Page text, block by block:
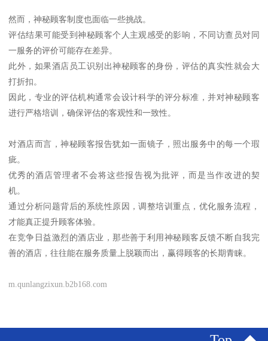
然而，神秘顾客制度也面临一些挑战。
评估结果可能受到神秘顾客个人主观感受的影响，不同访查员对同
一服务的评价可能存在差异。
此外，如果酒店员工识别出神秘顾客的身份，评估的真实性就会大
打折扣。
因此，专业的评估机构通常会设计科学的评分标准，并对神秘顾客
进行严格培训，确保评估的客观性和一致性。
对酒店而言，神秘顾客报告犹如一面镜子，照出服务中的每一个瑕
疵。
优秀的酒店管理者不会将这些报告视为批评，而是当作改进的契
机。
通过分析问题背后的系统性原因，调整培训重点，优化服务流程，
才能真正提升顾客体验。
在竞争日益激烈的酒店业，那些善于利用神秘顾客反馈不断自我完
善的酒店，往往能在服务质量上脱颖而出，赢得顾客的长期青睐。
m.qunlangzixun.b2b168.com